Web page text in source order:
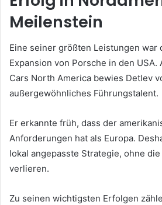
Meilenstein
Eine seiner größten Leistungen war
Expansion von Porsche in den USA.
Cars North America bewies Detlev
außergewöhnliches Führungstalent.
Er erkannte früh, dass der
Anforderungen hat als Europa.
lokal angepasste Strategie, ohne
verlieren.
Zu seinen wichtigsten Erfolgen